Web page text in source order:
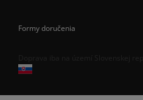
Formy doručenia